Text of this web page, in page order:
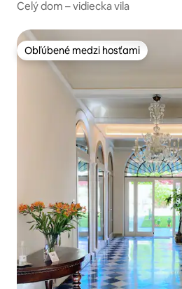
Celý dom – vidiecka vila
Obľúbené medzi hosťami
Obľúbené medzi hosťami